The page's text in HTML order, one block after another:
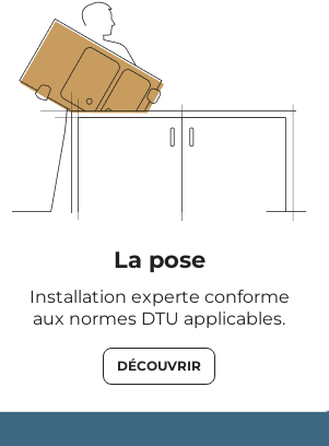
La pose
Installation experte conforme
aux normes DTU applicables.
DÉCOUVRIR